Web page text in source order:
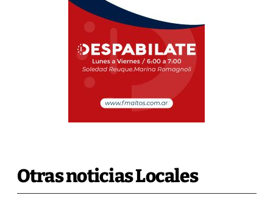
Otras noticias Locales